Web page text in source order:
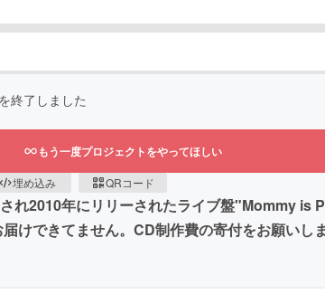
終了しました
もう一度プロジェクトをやってほしい
埋め込み QRコード
れ2010年にリリーされたライブ盤"Mommy
けできてません。CD制作費の寄付をお願いし